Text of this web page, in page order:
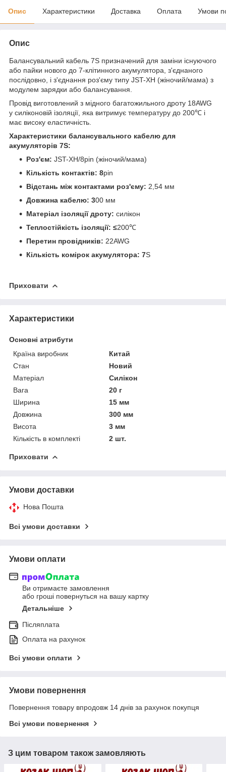
Опис Характеристики Доставка Оплата Умови
Опис
Балансувальний кабель 7S призначений для заміни існуючого
або пайки нового до 7-клітинного акумулятора, з'єднаного
послідовно, і з'єднання роз'єму типу JST-XH (жіночий/мама) з
модулем зарядки або балансування.
Провід виготовлений з мідного багатожильного дроту 18AWG
у силіконовій ізоляції, яка витримує температуру до 200℃ і
має високу еластичність.
Характеристики балансувального кабелю для
акумуляторів 7S:
Роз'єм: JST-XH/8pin (жіночий/мама)
Кількість контактів: 8pin
Відстань між контактами роз'єму: 2,54 мм
Довжина кабелю: 300 мм
Матеріал ізоляції дроту: силікон
Теплостійкість ізоляції: ≤200℃
Перетин провідників: 22AWG
Кількість комірок акумулятора: 7S
Приховати
Характеристики
Основні атрибути
Країна виробник
Китай
Стан
Новий
Матеріал
Силікон
Вага
20 г
Ширина
15 мм
Довжина
300 мм
Висота
3 мм
Кількість в комплекті
2 шт.
Приховати
Умови доставки
Нова Пошта
Всі умови доставки
Умови оплати
Ви отримаєте замовлення
або гроші повернуться на вашу картку
Детальніше
Післяплата
Оплата на рахунок
Всі умови оплати
Умови повернення
Повернення товару впродовж 14 днів за рахунок покупця
Всі умови повернення
З цим товаром також замовляють